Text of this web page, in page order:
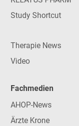
Study Shortcut
Therapie News
Video
Fachmedien
AHOP-News
Ärzte Krone